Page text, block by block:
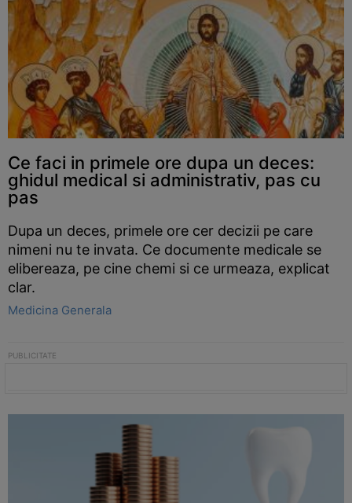
Ce faci in primele ore dupa un deces:
ghidul medical si administrativ, pas cu
pas
Dupa un deces, primele ore cer decizii pe care
nimeni nu te invata. Ce documente medicale se
elibereaza, pe cine chemi si ce urmeaza, explicat
clar.
Medicina Generala